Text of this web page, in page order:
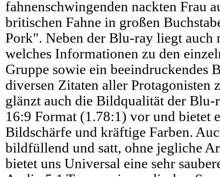
fahnenschwingenden nackten Frau
britischen Fahne in großen
Pork". Neben der Blu-ray liegt auch
welches Informationen zu den
Gruppe sowie ein beeindruckendes
diversen Zitaten aller Protagonisten
glänzt auch die Bildqualität der
16:9 Format (1.78:1) vor und bietet
Bildschärfe und kräftige Farben.
bildfüllend und satt, ohne jegliche
bietet uns Universal eine sehr